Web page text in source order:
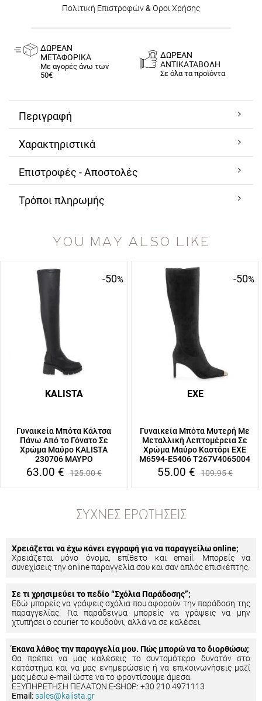
Πολιτική Επιστροφών& Όροι Χρήσης
ΔΩΡΕΑΝ
ΜΕΤΑΦΟΡΙΚΑ
Με αγορές άνω των
50€
ΔΩΡΕΑΝ
ΑΝΤΙΚΑΤΑΒΟΛΗ
Σε όλα τα προϊόντα
Περιγραφή
Χαρακτηριστικά
Επιστροφές - Αποστολές
Τρόποι πληρωμής
YOU MAY ALSO LIKE
-50%
KALISTA
Γυναικεία Μπότα Κάλτσα
Πάνω Από το Γόνατο Σε
Χρώμα Μαύρο KALISTA
230706 ΜΑΥΡΟ
63.00 € 125.00€
-50%
EXE
Γυναικεία Μπότα Μυτερή Με
Μεταλλική Λεπτομέρεια Σε
Χρώμα Μαύρο Καστόρι EXE
M6594-E5406 T267V4065004
55.00 € 109.95€
ΣΥΧΝΈΣ ΕΡΩΤΉΣΕΙΣ
Χρειάζεται να έχω κάνει εγγραφή για να παραγγείλω online;
Χρειάζεται μόνο όνομα, επίθετο και email. Μπορείς να
συνεχίσεις την online παραγγελία σου και σαν απλός επισκέπτης.
Σε τι χρησιμεύει το πεδίο “Σχόλια Παράδοσης”;
Εδώ μπορείς να γράψεις σχόλια που αφορούν την παράδοση της
παραγγελίας. Για παράδειγμα μπορείς να γράψεις να μην
χτυπήσει ο courier το κουδούνι, αλλά να σε καλέσει.
Έκανα λάθος την παραγγελία μου. Πώς μπορώ να το διορθώσω;
Θα πρέπει να μας καλέσεις το συντομότερο δυνατόν στο
κατάστημα και να μας ενημερώσεις ή να επικοινωνήσεις μαζί
μας μέσω e-mail ώστε να το φροντίσουμε άμεσα.
ΕΞΥΠΗΡΕΤΗΣΗ ΠΕΛΑΤΩΝ E-SHOP: +30 210 4971113
Email:sales@kalista.gr